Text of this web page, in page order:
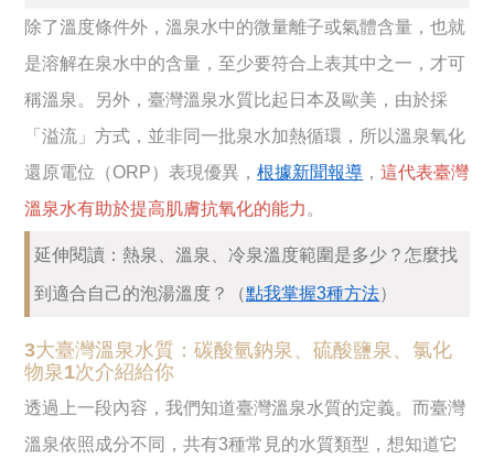
除了溫度條件外，溫泉水中的微量離子或氣體含量，也就
是溶解在泉水中的含量，至少要符合上表其中之一，才可
稱溫泉。另外，臺灣溫泉水質比起日本及歐美，由於採
「溢流」方式，並非同一批泉水加熱循環，所以溫泉氧化
還原電位（ORP）表現優異，根據新聞報導 ，這代表臺灣
溫泉水有助於提高肌膚抗氧化的能力 。
延伸閱讀：熱泉、溫泉、冷泉溫度範圍是多少？怎麼找
到適合自己的泡湯溫度？（點我掌握3種方法）
3大臺灣溫泉水質：碳酸氫鈉泉、硫酸鹽泉、氯化
物泉1次介紹給你
透過上一段內容，我們知道臺灣溫泉水質的定義。而臺灣
溫泉依照成分不同，共有3種常見的水質類型，想知道它